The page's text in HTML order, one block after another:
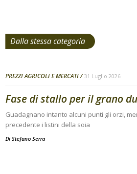
Dalla stessa categoria
PREZZI AGRICOLI E MERCATI 31 Luglio 2026
Fase di stallo per il grano
Guadagnano intanto alcuni punti gli orzi,
precedente i listini della soia
Di Stefano Serra